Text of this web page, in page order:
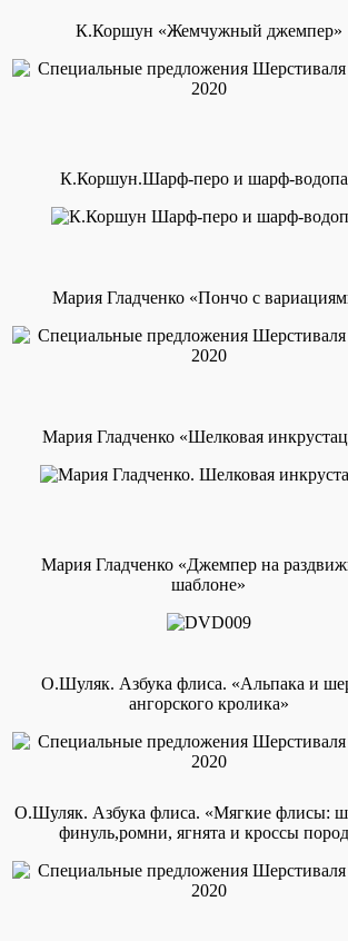
К.Коршун «Жемчужный джемпер»
К.Коршун.Шарф-перо и шарф-
Мария Гладченко «Пончо с
Мария Гладченко «Шелковая
Мария Гладченко «Джемпер на
шаблоне»
О.Шуляк. Азбука флиса. «Альпака и
ангорского кролика»
О.Шуляк. Азбука флиса. «Мягкие флисы:
финуль,ромни, ягнята и кроссы